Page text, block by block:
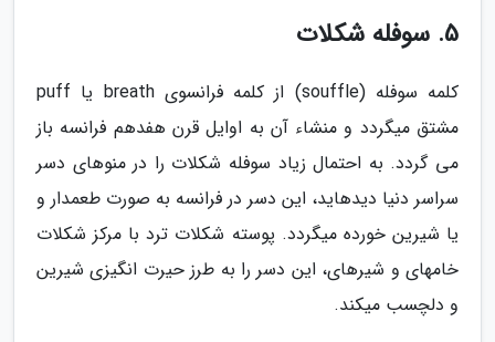
5. سوفله شکلات
کلمه سوفله (souffle) از کلمه فرانسوی breath یا puff
مشتق می­گردد و منشاء آن به اوایل قرن هفدهم فرانسه باز
می گردد. به احتمال زیاد سوفله شکلات را در منوهای دسر
سراسر دنیا دیده­اید، این دسر در فرانسه به صورت طعم­دار و
یا شیرین خورده می­گردد. پوسته شکلات ترد با مرکز شکلات
خامه­ای و شیره­ای، این دسر را به طرز حیرت انگیزی شیرین
و دلچسب می­کند.